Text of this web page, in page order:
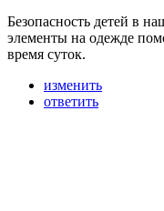
Безопасность детей в
элементы на одежде
время суток.
изменить
ответить